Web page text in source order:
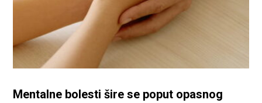
Mentalne bolesti šire se poput opasnog